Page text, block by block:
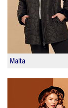
Malta